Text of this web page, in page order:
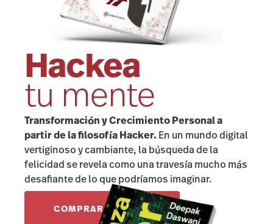
Hackea
tu mente
Transformación y Crecimiento Personala
partir de la filosofía Hacker. En un mundo digital
vertiginoso y cambiante, la búsqueda de la
felicidad se revela como una travesía mucho más
desafiante de lo que podríamos imaginar.
COMPRAR EL LIBRO